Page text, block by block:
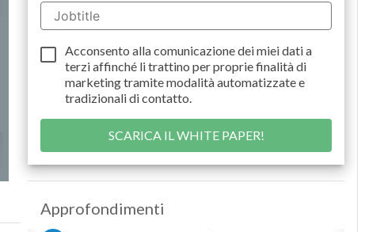
Acconsento alla comunicazione dei miei dati a
terziaffinché li trattino per proprie finalità di
marketing tramite modalità automatizzate e
tradizionali di contatto.
Approfondimenti